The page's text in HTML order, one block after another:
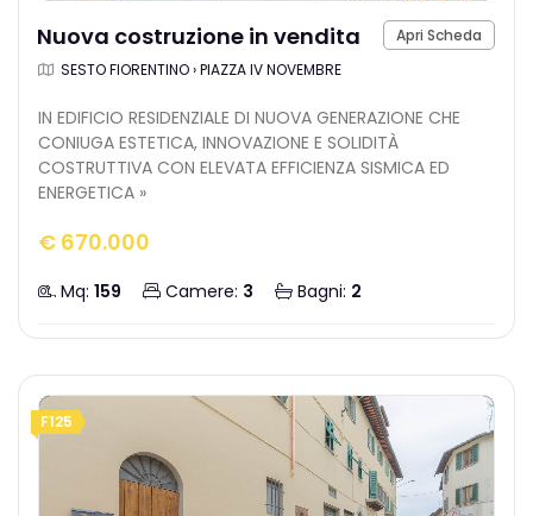
Apri Scheda
Nuova costruzione in vendita
SESTO FIORENTINO › PIAZZA IV NOVEMBRE
IN EDIFICIO RESIDENZIALE DI NUOVA GENERAZIONE CHE
CONIUGA ESTETICA, INNOVAZIONE E SOLIDITÀ
COSTRUTTIVA CON ELEVATA EFFICIENZA SISMICA ED
ENERGETICA »
€ 670.000
Mq: 159 Camere: 3 Bagni: 2
F125